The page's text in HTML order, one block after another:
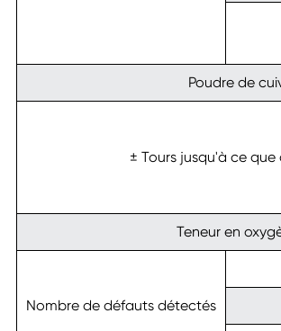
Poudre de
± Tours jusqu'à ce que
Teneur en
Nombre de défauts détectés